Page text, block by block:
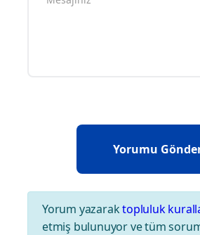
Yorum yazaraktopluluk
etmiş bulunuyor ve tüm